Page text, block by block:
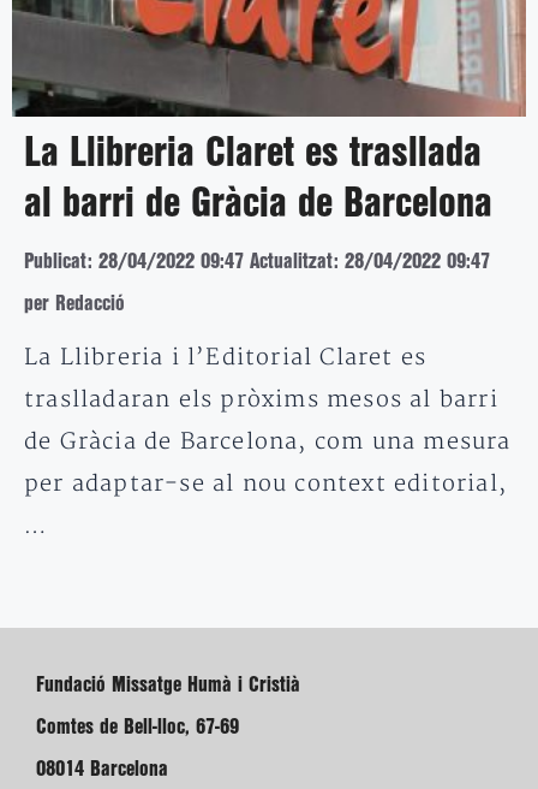
La Llibreria Claret es trasllada
al barri de Gràcia de Barcelona
Publicat: 28/04/2022 09:47 Actualitzat: 28/04/2022 09:47
per Redacció
La Llibreria i l’Editorial Claret es
traslladaran els pròxims mesos al barri
de Gràcia de Barcelona, com una mesura
per adaptar-se al nou context editorial,
…
Fundació Missatge Humà i Cristià
Comtes de Bell-lloc, 67-69
08014 Barcelona